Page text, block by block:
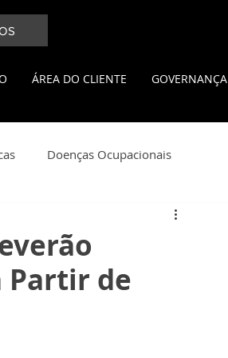
ÁREA DO CLIENTE GOVERNANÇA
Doenças Ocupacionais
Qualidade de Vida
Partir de